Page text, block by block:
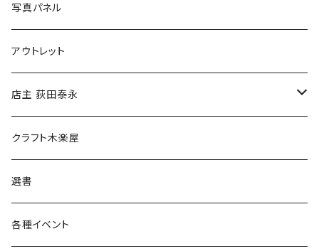
ブックカバー
マグカップ
傘
食料品
その他
冒険クロストーク
写真パネル
アウトレット
店主 荻田泰永
書籍
ウェア
クラフト木楽屋
選書
各種イベント